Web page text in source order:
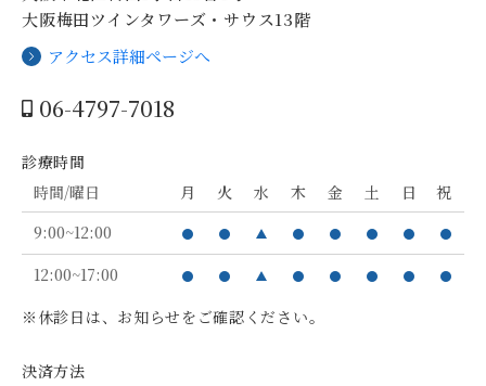
大阪梅田ツインタワーズ・サウス13階
アクセス詳細ページへ
06-4797-7018
診療時間
時間/曜日
月 火 水 木 金 土 日
祝
9:00~12:00
12:00~17:00
※休診日は、お知らせをご確認ください。
決済方法